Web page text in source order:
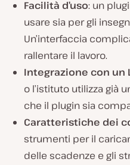
Facilità d’uso: un
usare sia per gli
Un’interfaccia
rallentare il lavoro.
Integrazione con un
o l’istituto utilizza già
che il plugin sia
Caratteristiche dei
strumenti per il
delle scadenze e gli